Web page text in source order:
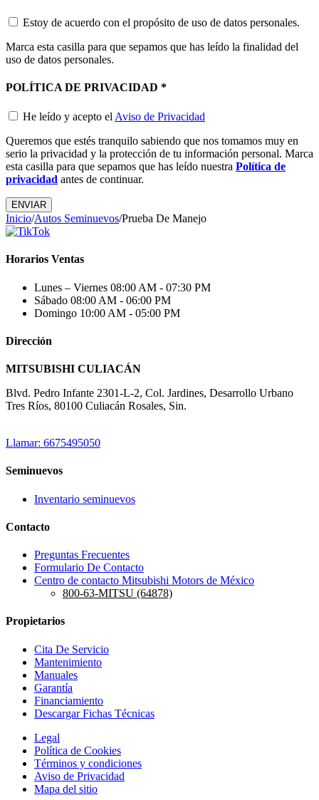
Estoy de acuerdo con el propósito de uso de datos personales.
Marca esta casilla para que sepamos que has leído la finalidad del
uso de datos personales.
POLÍTICA DE PRIVACIDAD *
He leído y acepto el Aviso de Privacidad
Queremos que estés tranquilo sabiendo que nos tomamos muy en
serio la privacidad y la protección de tu información personal. Marca
esta casilla para que sepamos que has leído nuestra Política de
privacidad antes de continuar.
Inicio/Autos Seminuevos/Prueba De Manejo
Horarios Ventas
Lunes – Viernes 08:00 AM - 07:30 PM
Sábado 08:00 AM - 06:00 PM
Domingo 10:00 AM - 05:00 PM
Dirección
MITSUBISHI CULIACÁN
Blvd. Pedro Infante 2301-L-2, Col. Jardines, Desarrollo Urbano
Tres Ríos, 80100 Culiacán Rosales, Sin.
Llamar: 6675495050
Seminuevos
Inventario seminuevos
Contacto
Preguntas Frecuentes
Formulario De Contacto
Centro de contacto Mitsubishi Motors de México
800-63-MITSU (64878)
Propietarios
Cita De Servicio
Mantenimiento
Manuales
Garantía
Financiamiento
Descargar Fichas Técnicas
Legal
Política de Cookies
Términos y condiciones
Aviso de Privacidad
Mapa del sitio